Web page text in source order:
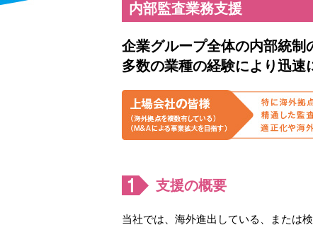
内部監査業務支援
企業グループ全体の内部統制
多数の業種の経験により迅速
支援の概要
当社では、海外進出している、または